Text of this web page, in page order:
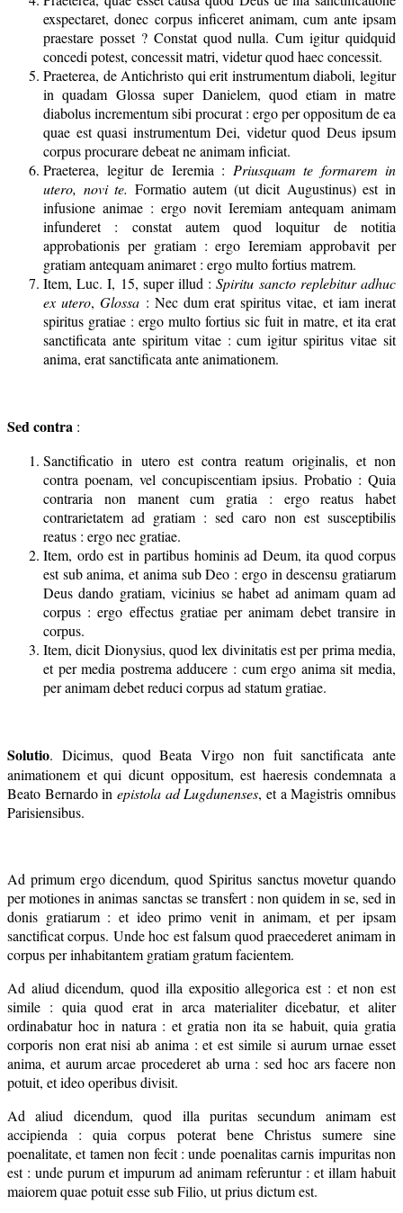
exspectaret, donec corpus inficeret animam, cum ante ipsam
praestare posset ? Constat quod nulla. Cum igitur quidquid
concedi potest, concessit matri, videtur quod haec concessit.
Praeterea, de Antichristo qui erit instrumentum diaboli, legitur
in quadam Glossa super Danielem, quod etiam in matre
diabolus incrementum sibi procurat : ergo per oppositum de ea
quae est quasi instrumentum Dei, videtur quod Deus ipsum
corpus procurare debeat ne animam inficiat.
Praeterea, legitur de Ieremia : Priusquam te formarem in
utero, novi te. Formatio autem (ut dicit Augustinus) est in
infusione animae : ergo novit Ieremiam antequam animam
infunderet : constat autem quod loquitur de notitia
approbationis per gratiam : ergo Ieremiam approbavit per
gratiam antequam animaret : ergo multo fortius matrem.
Item, Luc. I, 15, super illud :Spiritu sancto replebitur adhuc
ex utero,Glossa : Nec dum erat spiritus vitae, et iam inerat
spiritus gratiae : ergo multo fortius sic fuit in matre, et ita erat
sanctificata ante spiritum vitae : cum igitur spiritus vitae sit
anima, erat sanctificata ante animationem.
Sed contra :
Sanctificatio in utero est contra reatum originalis, et non
contra poenam, vel concupiscentiam ipsius. Probatio : Quia
contraria non manent cum gratia : ergo reatus habet
contrarietatem ad gratiam : sed caro non est susceptibilis
reatus : ergo nec gratiae.
Item, ordo est in partibus hominis ad Deum, ita quod corpus
est sub anima, et anima sub Deo : ergo in descensu gratiarum
Deus dando gratiam, vicinius se habet ad animam quam ad
corpus : ergo effectus gratiae per animam debet transire in
corpus.
Item, dicit Dionysius, quod lex divinitatis est per prima media,
et per media postrema adducere : cum ergo anima sit media,
per animam debet reduci corpus ad statum gratiae.
Solutio. Dicimus, quod Beata Virgo non fuit sanctificata ante
animationem et qui dicunt oppositum, est haeresis condemnata a
Beato Bernardo in epistola ad Lugdunenses, et a Magistris omnibus
Parisiensibus.
Ad primum ergo dicendum, quod Spiritus sanctus movetur quando
per motiones in animas sanctas se transfert : non quidem in se, sed in
donis gratiarum : et ideo primo venit in animam, et per ipsam
sanctificat corpus. Unde hoc est falsum quod praecederet animam in
corpus per inhabitantem gratiam gratum facientem.
Ad aliud dicendum, quod illa expositio allegorica est : et non est
simile : quia quod erat in arca materialiter dicebatur, et aliter
ordinabatur hoc in natura : et gratia non ita se habuit, quia gratia
corporis non erat nisi ab anima : et est simile si aurum urnae esset
anima, et aurum arcae procederet ab urna : sed hoc ars facere non
potuit, et ideo operibus divisit.
Ad aliud dicendum, quod illa puritas secundum animam est
accipienda : quia corpus poterat bene Christus sumere sine
poenalitate, et tamen non fecit : unde poenalitas carnis impuritas non
est : unde purum et impurum ad animam referuntur : et illam habuit
maiorem quae potuit esse sub Filio, ut prius dictum est.